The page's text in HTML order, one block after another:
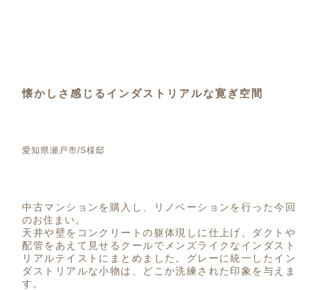
懐かしさ感じるインダストリアルな寛ぎ空間
愛知県瀬戸市/S様邸
中古マンションを購入し、リノベーションを行った今回
のお住まい。
天井や壁をコンクリートの躯体現しに仕上げ、ダクトや
配管をあえて見せるクールでメンズライクなインダスト
リアルテイストにまとめました。グレーに統一したイン
ダストリアルな小物は、どこか洗練された印象を与えま
す。